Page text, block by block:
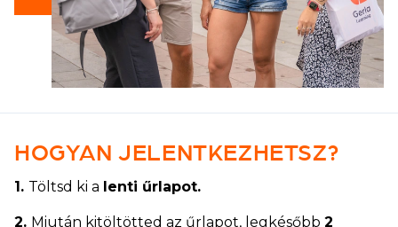
HOGYAN JELENTKEZHETSZ?
1. Töltsd ki a lenti űrlapot.
2. Miután kitöltötted az űrlapot, legkésőbb 2